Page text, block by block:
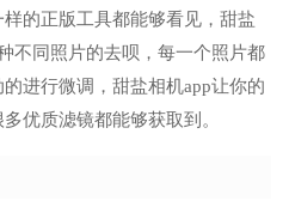
的正版工具都能够看见，甜盐
不同照片的去呗，每一个照片都
进行微调，甜盐相机app让你的
优质滤镜都能够获取到。